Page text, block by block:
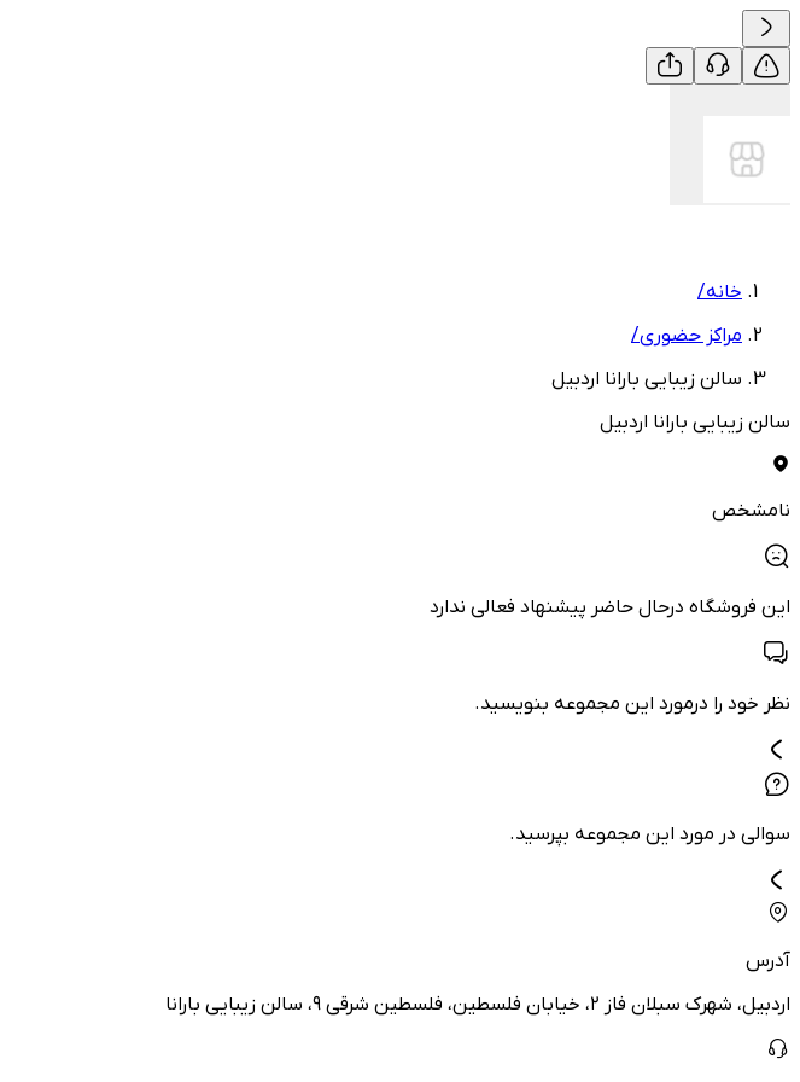
خانه/
مراکز حضوری/
سالن زیبایی بارانا اردبیل
سالن زیبایی بارانا اردبیل
نامشخص
این فروشگاه درحال حاضر پیشنهاد فعالی ندارد
نظر خود را درمورد این مجموعه بنویسید.
سوالی در مورد این مجموعه بپرسید.
آدرس
اردبیل، شهرک سبلان فاز ۲، خیابان فلسطین، فلسطین شرقی ۹، سالن زیبایی بارانا